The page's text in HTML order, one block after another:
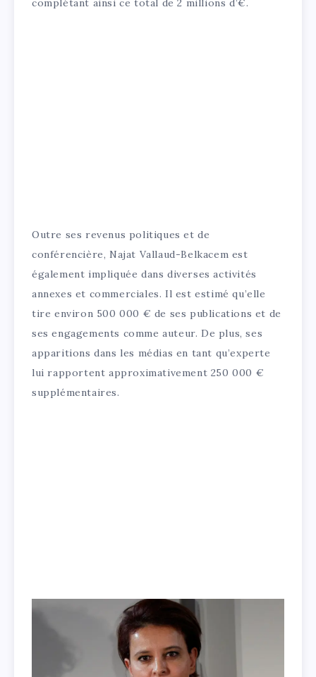
complétant ainsi ce total de 2 millions d’€.
Outre ses revenus politiques et de
conférencière, Najat Vallaud-Belkacem est
également impliquée dans diverses activités
annexes et commerciales. Il est estimé qu’elle
tire environ 500 000 € de ses publications et de
ses engagements comme auteur. De plus, ses
apparitions dans les médias en tant qu’experte
lui rapportent approximativement 250 000 €
supplémentaires.